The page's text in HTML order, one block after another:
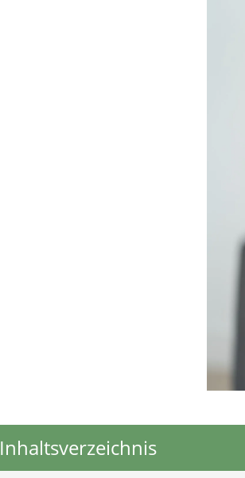
Inhaltsverzeichnis